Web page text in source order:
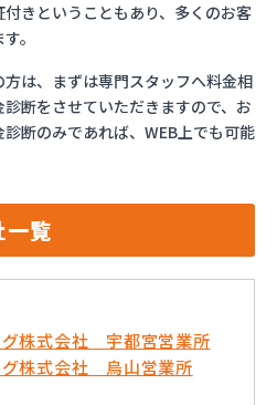
きということもあり、多くのお客
。
は、まずは専門スタッフへ料金相
断をさせていただきますので、お
断のみであれば、WEB上でも可能
一覧
グ株式会社 宇都宮営業所
グ株式会社 烏山営業所